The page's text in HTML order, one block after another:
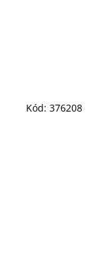
Kód: 376208